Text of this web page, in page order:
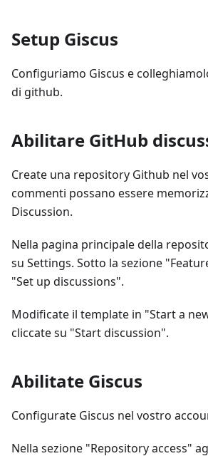
Setup Giscus
Configuriamo Giscus e
di github.
Abilitare GitHub
Create una repository Github nel
commenti possano essere
Discussion.
Nella pagina principale della
su Settings. Sotto la sezione
"Set up discussions".
Modificate il template in "Start a
cliccate su "Start discussion".
Abilitate Giscus
Configurate Giscus nel vostro
Nella sezione "Repository access"